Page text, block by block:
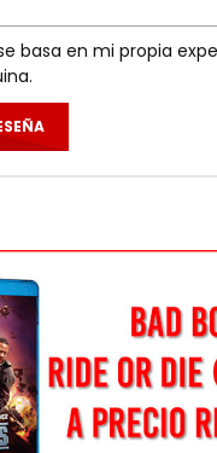
basa en mi propia